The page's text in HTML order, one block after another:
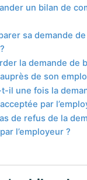
un bilan de
sa demande
la demande de
de son
il une fois la
par
de refus de la
l’employeur ?